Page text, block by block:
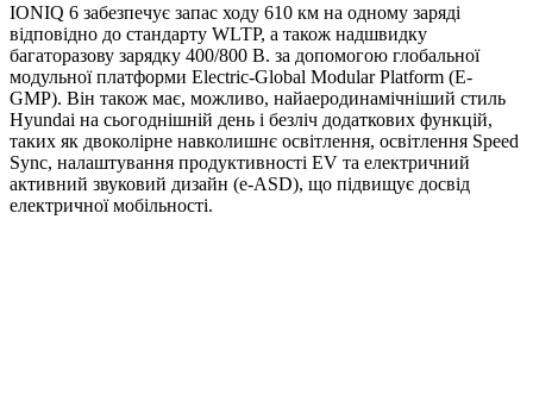
IONIQ 6 забезпечує запас ходу 610 км на одному заряді
відповідно до стандарту WLTP, а також надшвидку
багаторазову зарядку 400/800 В. за допомогою глобальної
модульної платформи Electric-Global Modular Platform (E-
GMP). Він також має, можливо, найаеродинамічніший стиль
Hyundai на сьогоднішній день і безліч додаткових функцій,
таких як двоколірне навколишнє освітлення, освітлення Speed
Sync, налаштування продуктивності EV та електричний
активний звуковий дизайн (e-ASD), що підвищує досвід
електричної мобільності.